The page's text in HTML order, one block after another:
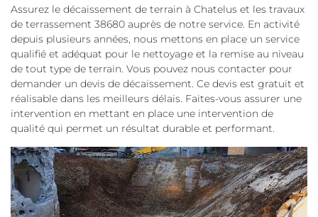
Assurez le décaissement de terrain à Chatelus et les travaux
de terrassement 38680 auprès de notre service. En activité
depuis plusieurs années, nous mettons en place un service
qualifié et adéquat pour le nettoyage et la remise au niveau
de tout type de terrain. Vous pouvez nous contacter pour
demander un devis de décaissement. Ce devis est gratuit et
réalisable dans les meilleurs délais. Faites-vous assurer une
intervention en mettant en place une intervention de
qualité qui permet un résultat durable et performant.